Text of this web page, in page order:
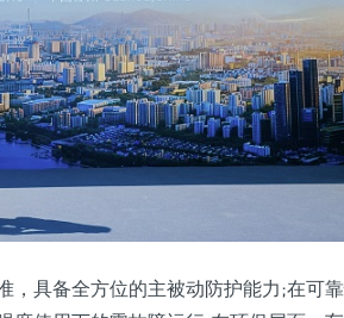
具备全方位的主被动防护能力;在可靠